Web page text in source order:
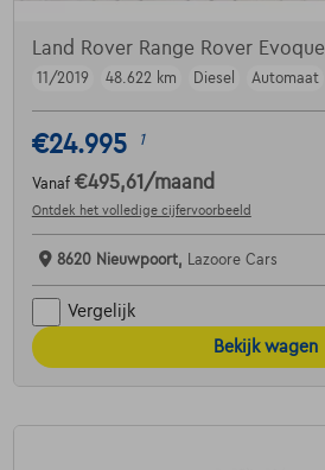
Land Rover Range Rover Evoque
11/2019
48.622 km Diesel Automaat
€24.995 1
Vanaf €495,61 /maand
Ontdek het volledige cijfervoorbeeld
8620 Nieuwpoort, Lazoore Cars
Vergelijk
Bekijk wagen